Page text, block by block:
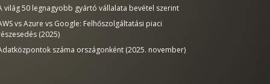
világ 50 legnagyobb gyártó vállalata bevétel szerint
vs Azure vs Google: Felhőszolgáltatási piaci
(2025)
száma országonként (2025. november)